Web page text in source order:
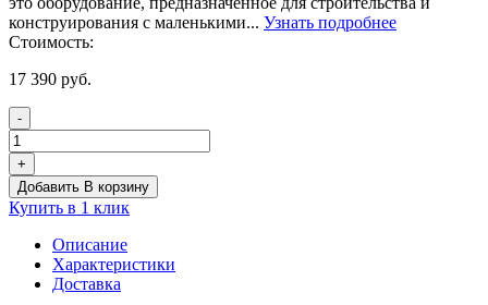
конструирования с маленькими... Узнать подробнее
Стоимость:
17 390 руб.
-
Количество
товара
Лего-
стол
для
конструирования
«Развиваем
мышление»
(белый)
+
Добавить В корзину
Купить в 1 клик
Описание
Характеристики
Доставка